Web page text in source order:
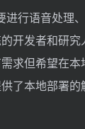
进行语音处理
开发者和研
求但希望在
了本地部署